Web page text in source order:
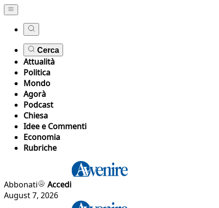
Cerca
Attualità
Politica
Mondo
Agorà
Podcast
Chiesa
Idee e Commenti
Economia
Rubriche
Abbonati
Accedi
August 7, 2026